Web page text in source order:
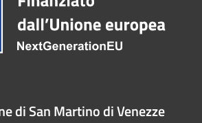
di San Martino di Venezze